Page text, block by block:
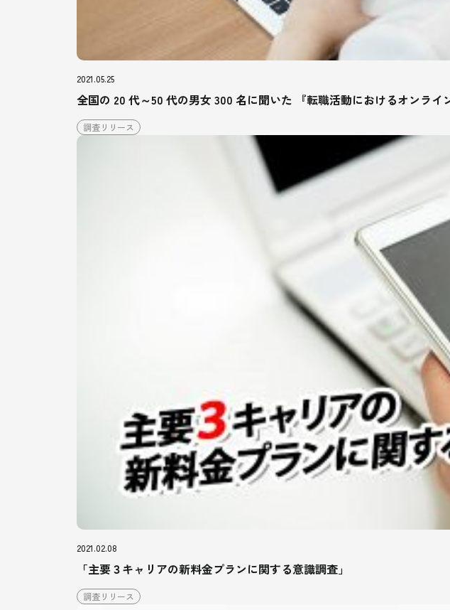
2021.05.25
全国の 20 代～50 代の男女 300 名に聞いた 『転職活動におけるオンライ
調査リリース
2021.02.08
「主要３キャリアの新料金プランに関する意識調査」
調査リリース